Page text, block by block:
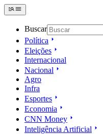
Buscar
Política
Eleições
Internacional
Nacional
Agro
Infra
Esportes
Economia
CNN Money
Inteligência Artificial